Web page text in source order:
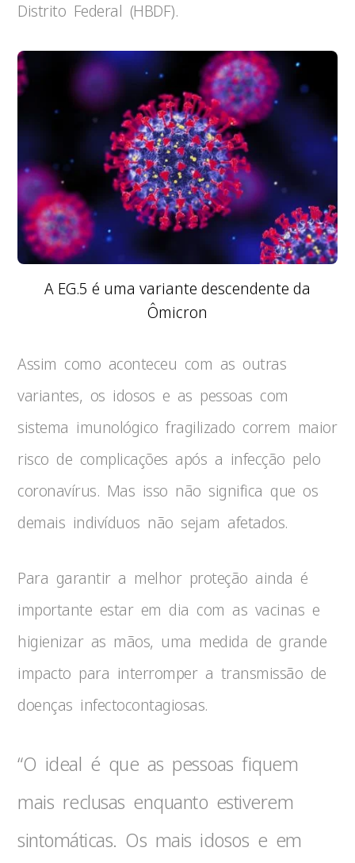
Distrito Federal (HBDF).
A EG.5 é uma variante descendente da
Ômicron
Assim como aconteceu com as outras
variantes, os idosos e as pessoas com
sistema imunológico fragilizado correm maior
risco de complicações após a infecção pelo
coronavírus. Mas isso não significa que os
demais indivíduos não sejam afetados.
Para garantir a melhor proteção ainda é
importante estar em dia com as vacinas e
higienizar as mãos, uma medida de grande
impacto para interromper a transmissão de
doenças infectocontagiosas.
“O ideal é que as pessoas fiquem
mais reclusas enquanto estiverem
sintomáticas. Os mais idosos e em